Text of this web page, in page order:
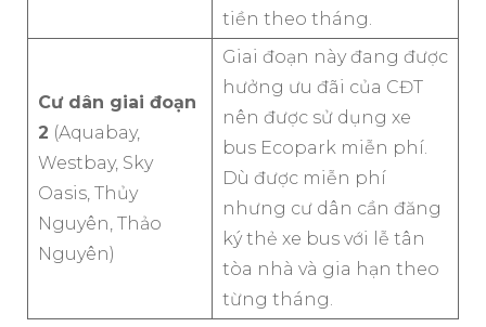
tiền theo tháng.
Cư dân giai đoạn
2 (Aquabay,
Westbay, Sky
Oasis, Thủy
Nguyên, Thảo
Nguyên)
Giai đoạn này đang được
hưởng ưu đãi của CĐT
nên được sử dụng xe
bus Ecopark miễn phí.
Dù được miễn phí
nhưng cư dân cần đăng
ký thẻ xe bus với lễ tân
tòa nhà và gia hạn theo
từng tháng.